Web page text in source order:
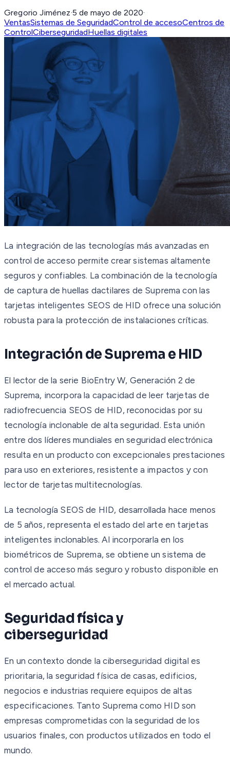
Gregorio Jiménez·5 de mayo de 2020·
VentasSistemas de SeguridadControl de accesoCentros de
ControlCiberseguridadHuellas digitales
La integración de las tecnologías más avanzadas en
control de acceso permite crear sistemas altamente
seguros y confiables. La combinación de la tecnología
de captura de huellas dactilares de Suprema con las
tarjetas inteligentes SEOS de HID ofrece una solución
robusta para la protección de instalaciones críticas.
Integración de Suprema e HID
El lector de la serie BioEntry W, Generación 2 de
Suprema, incorpora la capacidad de leer tarjetas de
radiofrecuencia SEOS de HID, reconocidas por su
tecnología inclonable de alta seguridad. Esta unión
entre dos líderes mundiales en seguridad electrónica
resulta en un producto con excepcionales prestaciones
para uso en exteriores, resistente a impactos y con
lector de tarjetas multitecnologías.
La tecnología SEOS de HID, desarrollada hace menos
de 5 años, representa el estado del arte en tarjetas
inteligentes inclonables. Al incorporarla en los
biométricos de Suprema, se obtiene un sistema de
control de acceso más seguro y robusto disponible en
el mercado actual.
Seguridad física y
ciberseguridad
En un contexto donde la ciberseguridad digital es
prioritaria, la seguridad física de casas, edificios,
negocios e industrias requiere equipos de altas
especificaciones. Tanto Suprema como HID son
empresas comprometidas con la seguridad de los
usuarios finales, con productos utilizados en todo el
mundo.